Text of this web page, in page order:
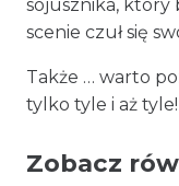
sojusznika, który
scenie czuł się
Także … warto
tylko tyle i aż tyle!
Zobacz